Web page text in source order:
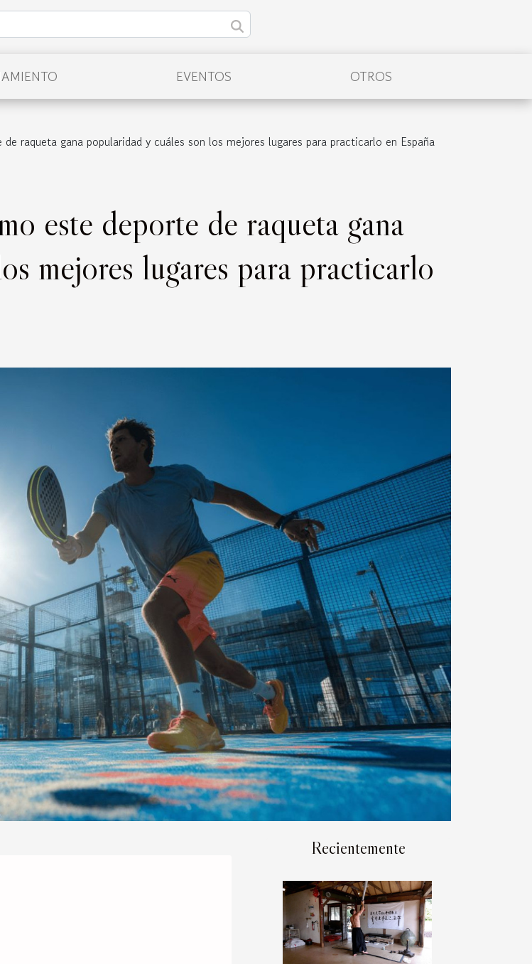
EVENTOS OTROS
raqueta gana popularidad y cuáles son los mejores lugares para practicarlo en España
este deporte de raqueta gana
mejores lugares para practicarlo
Recientemente